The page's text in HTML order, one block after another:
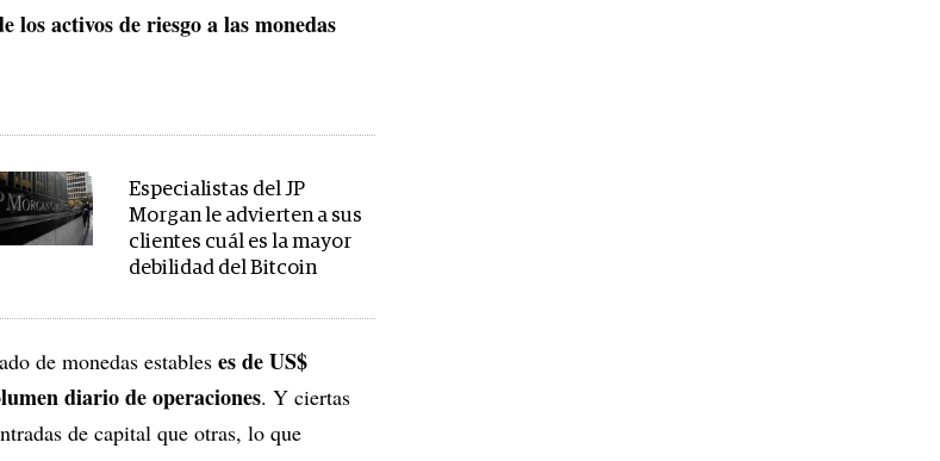
los activos de riesgo a las monedas
Especialistas del JP
Morgan le advierten a sus
clientes cuál es la mayor
debilidad del Bitcoin
de monedas estables es de US$
diario de operaciones. Y ciertas
de capital que otras, lo que